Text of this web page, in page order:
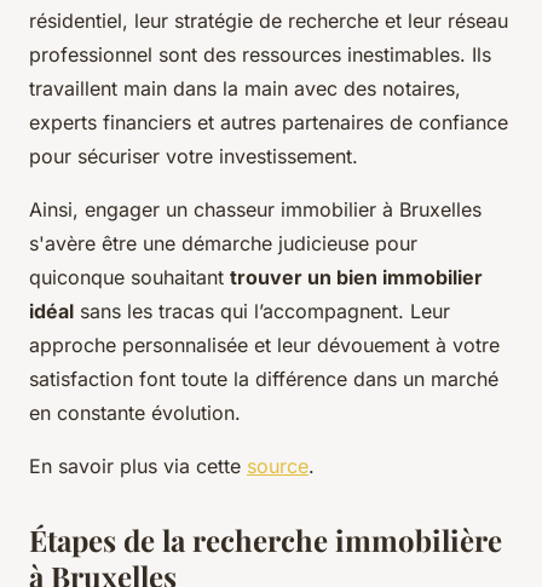
résidentiel, leur stratégie de recherche et leur réseau
professionnel sont des ressources inestimables. Ils
travaillent main dans la main avec des notaires,
experts financiers et autres partenaires de confiance
pour sécuriser votre investissement.
Ainsi, engager un chasseur immobilier à Bruxelles
s'avère être une démarche judicieuse pour
quiconque souhaitant trouver un bien immobilier
idéal sans les tracas qui l’accompagnent. Leur
approche personnalisée et leur dévouement à votre
satisfaction font toute la différence dans un marché
en constante évolution.
En savoir plus via cette source.
Étapes de la recherche immobilière
à Bruxelles